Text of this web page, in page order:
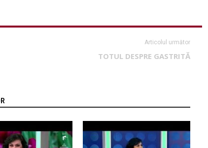
Articolul următor
TOTUL DESPRE GASTRITĂ